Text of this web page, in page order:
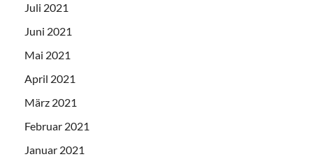
Juli 2021
Juni 2021
Mai 2021
April 2021
März 2021
Februar 2021
Januar 2021